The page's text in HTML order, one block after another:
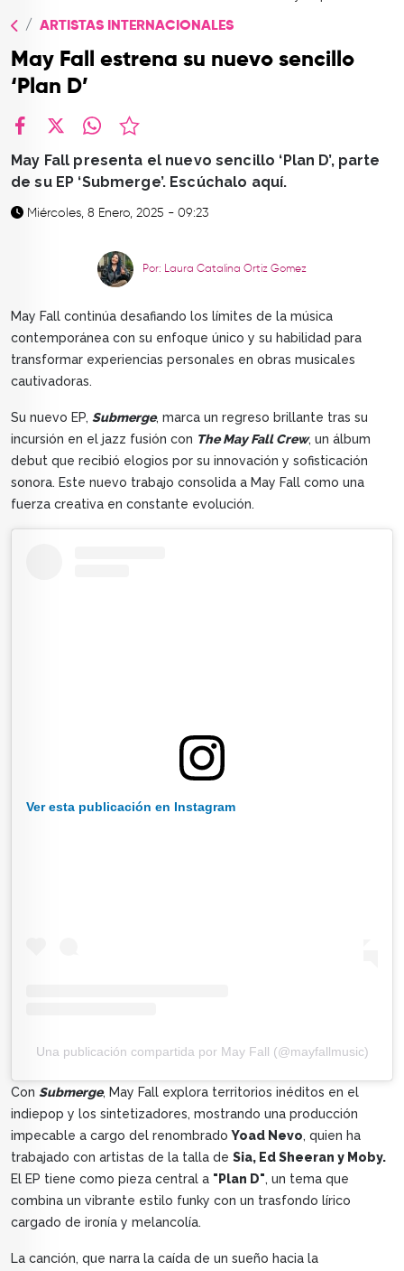
CONTACTO
ARTISTAS INTERNACIONALES
May Fall estrena su nuevo sencillo
‘Plan D’
May Fall presenta el nuevo sencillo ‘Plan D’, parte
de su EP ‘Submerge’. Escúchalo aquí.
Miércoles, 8 Enero, 2025 - 09:23
Por: Laura Catalina Ortiz Gomez
May Fall continúa desafiando los límites de la música
contemporánea con su enfoque único y su habilidad para
transformar experiencias personales en obras musicales
cautivadoras.
Su nuevo EP, Submerge, marca un regreso brillante tras su
incursión en el jazz fusión con The May Fall Crew, un álbum
debut que recibió elogios por su innovación y sofisticación
sonora. Este nuevo trabajo consolida a May Fall como una
fuerza creativa en constante evolución.
Ver esta publicación en Instagram
Una publicación compartida por May Fall (@mayfallmusic)
Con Submerge, May Fall explora territorios inéditos en el
indiepop y los sintetizadores, mostrando una producción
impecable a cargo del renombradoYoad Nevo, quien ha
trabajado con artistas de la talla de Sia, Ed Sheeran y Moby.
El EP tiene como pieza central a "Plan D", un tema que
combina un vibrante estilo funky con un trasfondo lírico
cargado de ironía y melancolía.
La canción, que narra la caída de un sueño hacia la